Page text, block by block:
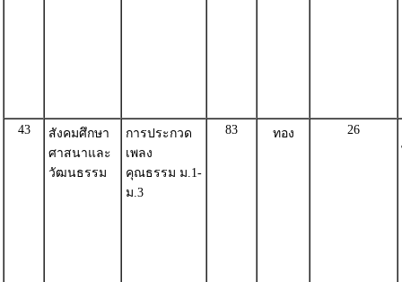
43
สังคมศึกษา
ศาสนาและ
วัฒนธรรม
การประกวด
เพลง
คุณธรรม ม.1-
ม.3
83 ทอง 26